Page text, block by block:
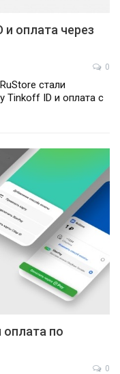
и оплата через
0
стали
Tinkoff ID и оплата с
оплата по
0